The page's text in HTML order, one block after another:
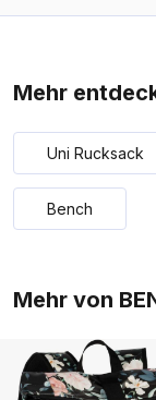
Mehr
Uni Rucksack
Bench
Mehr von